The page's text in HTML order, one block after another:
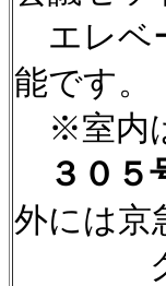
エレベ
能です。
※室内
３０５
外には京
グレー